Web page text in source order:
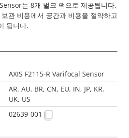
는 8개 벌크 팩으로 제공됩니다.
관 비용에서 공간과 비용을 절약하고
됩니다.
AXIS F2115-R Varifocal Sensor
AR, AU, BR, CN, EU, IN, JP, KR,
UK, US
02639-001